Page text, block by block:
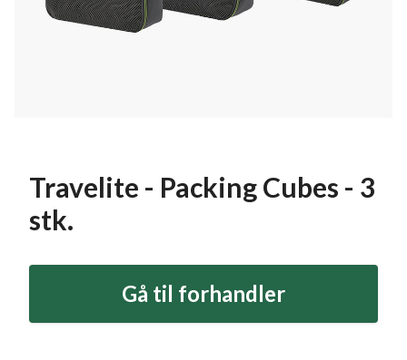
Travelite - Packing Cubes - 3
stk.
Gå til forhandler